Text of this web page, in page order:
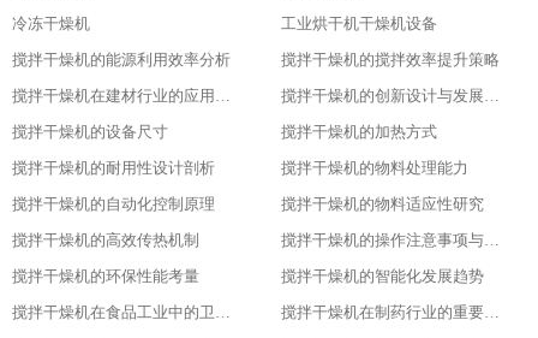
冷冻干燥机
工业烘干机干燥机设备
搅拌干燥机的能源利用效率分析
搅拌干燥机的搅拌效率提升策略
搅拌干燥机在建材行业的应用特点
搅拌干燥机的创新设计与发展历程
搅拌干燥机的设备尺寸
搅拌干燥机的加热方式
搅拌干燥机的耐用性设计剖析
搅拌干燥机的物料处理能力
搅拌干燥机的自动化控制原理
搅拌干燥机的物料适应性研究
搅拌干燥机的高效传热机制
搅拌干燥机的操作注意事项与安全保障
搅拌干燥机的环保性能考量
搅拌干燥机的智能化发展趋势
搅拌干燥机在食品工业中的卫生设计
搅拌干燥机在制药行业的重要应用